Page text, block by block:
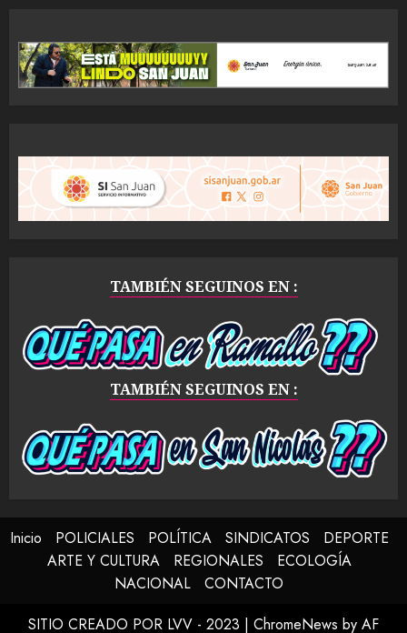
TAMBIÉN SEGUINOS EN :
TAMBIÉN SEGUINOS EN :
Inicio POLICIALES POLÍTICA SINDICATOS
DEPORTE
ARTE Y CULTURA
REGIONALES
ECOLOGÍA
NACIONAL
CONTACTO
SITIO CREADO POR LVV - 2023 | ChromeNews by AF